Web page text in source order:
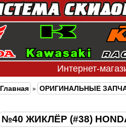
Интернет-
Главная » ОРИГИНАЛЬНЫЕ
№40 ЖИКЛЁР (#38)